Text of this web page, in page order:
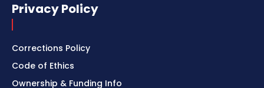
Privacy Policy
Corrections Policy
Code of Ethics
Ownership & Funding Info